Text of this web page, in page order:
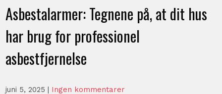
Asbestalarmer: Tegnene på, at dit hus
har brug for professionel
asbestfjernelse
juni 5, 2025 | Ingen kommentarer